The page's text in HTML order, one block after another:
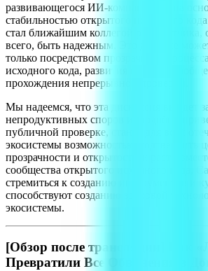
развивающегося ИИ-компаньона» на
стабильностью открытого исходного
стал ближайшим коллегой
всего, быть надежным. Это доверие
только посредством прозрачного
исходного кода, развития вместе с
прохождения непрерывной проверки.
Мы надеемся, что эта дискуссия выйдет
непродуктивных споров и, подобно
публичной проверке, станет для всей
экосистемы возможностью подтвердить
прозрачности и открытости и расти
сообщества открытого исходного кода,
стремиться к созданию инструментов и
способствуют созданию здоровой
экосистемы.
[Обзор после трансляции] Как
Превратили Все Обвинения в